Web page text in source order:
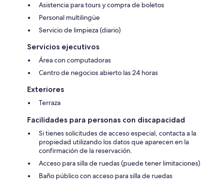
Asistencia para tours y compra de boletos
Personal multilingüe
Servicio de limpieza (diario)
Servicios ejecutivos
Área con computadoras
Centro de negocios abierto las 24 horas
Exteriores
Terraza
Facilidades para personas con discapacidad
Si tienes solicitudes de acceso especial, contacta a la
propiedad utilizando los datos que aparecen en la
confirmación de la reservación.
Acceso para silla de ruedas (puede tener limitaciones)
Baño público con acceso para silla de ruedas